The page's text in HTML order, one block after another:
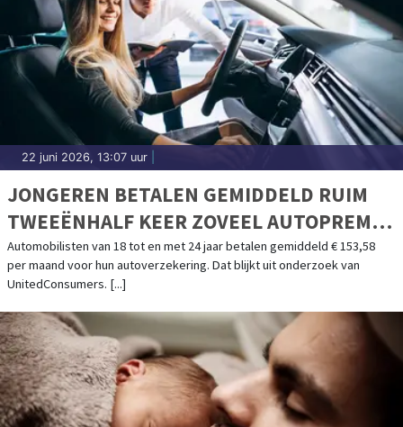
22 juni 2026, 13:07 uur
JONGEREN BETALEN GEMIDDELD RUIM
TWEEËNHALF KEER ZOVEEL AUTOPREMIE
ALS OUDEREN
Automobilisten van 18 tot en met 24 jaar betalen gemiddeld € 153,58
per maand voor hun autoverzekering. Dat blijkt uit onderzoek van
UnitedConsumers. [...]